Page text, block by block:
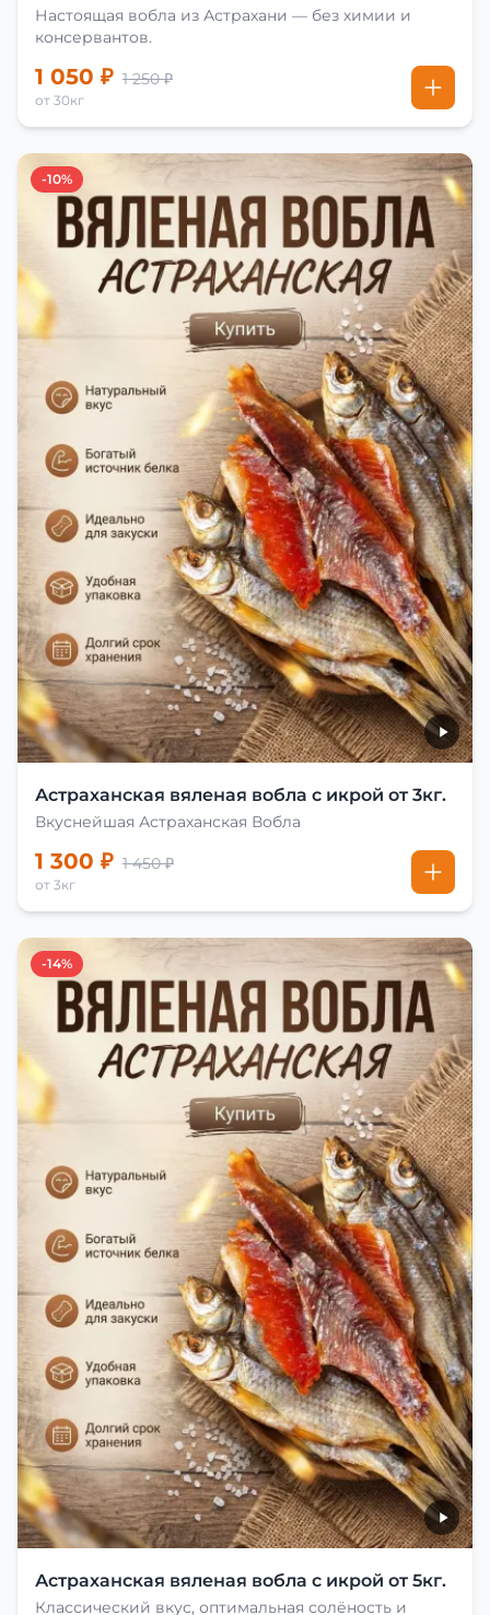
Настоящая вобла из Астрахани — без химии и
консервантов.
1 050 ₽ 1 250 ₽
от 30кг
-10%
Астраханская вяленая вобла с икрой от 3кг.
Вкуснейшая Астраханская Вобла
1 300 ₽ 1 450 ₽
от 3кг
-14%
Астраханская вяленая вобла с икрой от 5кг.
Классический вкус, оптимальная солёность и